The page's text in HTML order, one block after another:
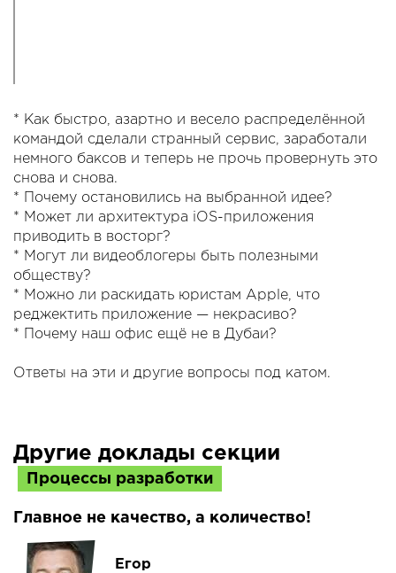
* Как быстро, азартно и весело распределённой
командой сделали странный сервис, заработали
немного баксов и теперь не прочь провернуть это
снова и снова.
* Почему остановились на выбранной идее?
* Может ли архитектура iOS-приложения
приводить в восторг?
* Могут ли видеоблогеры быть полезными
обществу?
* Можно ли раскидать юристам Apple, что
реджектить приложение — некрасиво?
* Почему наш офис ещё не в Дубаи?
Ответы на эти и другие вопросы под катом.
Другие доклады секции
Процессы разработки
Главное не качество, а количество!
Егор